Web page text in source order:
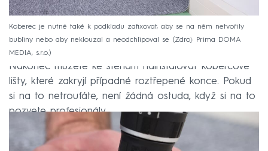
Koberec je nutné také k podkladu zafixovat, aby se na něm netvořily
bubliny nebo aby neklouzal a neodchlipoval se
Zdroj: Prima DOMA
MEDIA, s.r.o.
Nakonec můžete ke stěnám nainstalovat kobercové
lišty, které zakryjí případné roztřepené konce. Pokud
si na to netroufáte, není žádná ostuda, když si na to
pozvete profesionály.